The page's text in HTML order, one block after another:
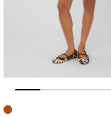
Image précédente
Image suivante